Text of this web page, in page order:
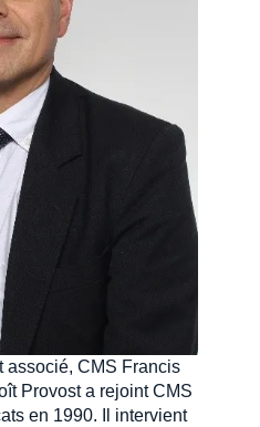
associé, CMS Francis
Provost a rejoint CMS
en 1990. Il intervient